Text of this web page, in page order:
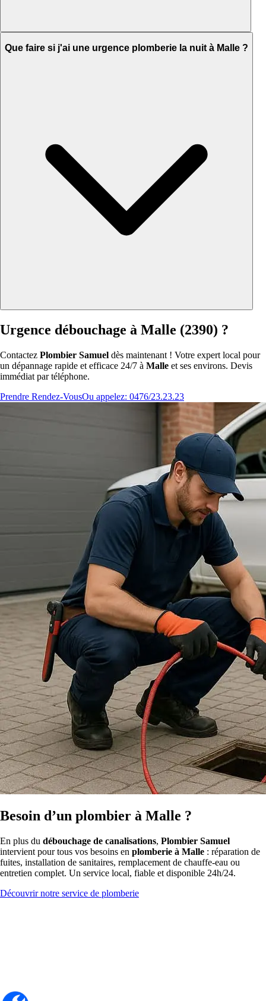
Que faire si j'ai une urgence plomberie la nuit à Malle ?
Urgence débouchage à Malle (2390) ?
Contactez Plombier Samuel dès maintenant ! Votre expert local pour
un dépannage rapide et efficace 24/7 à Malle et ses environs. Devis
immédiat par téléphone.
Prendre Rendez-VousOu appelez: 0476/23.23.23
Besoin d’un plombier à Malle ?
En plus du débouchage de canalisations, Plombier Samuel
intervient pour tous vos besoins en plomberie à Malle : réparation de
fuites, installation de sanitaires, remplacement de chauffe-eau ou
entretien complet. Un service local, fiable et disponible 24h/24.
Découvrir notre service de plomberie